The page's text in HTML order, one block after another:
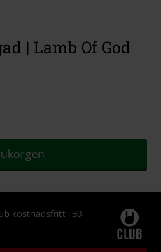
| Lamb Of God
kostnadsfritt i 30